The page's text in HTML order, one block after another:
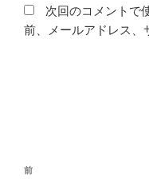
次回のコメントで
前、メールアドレス、
投
前
前